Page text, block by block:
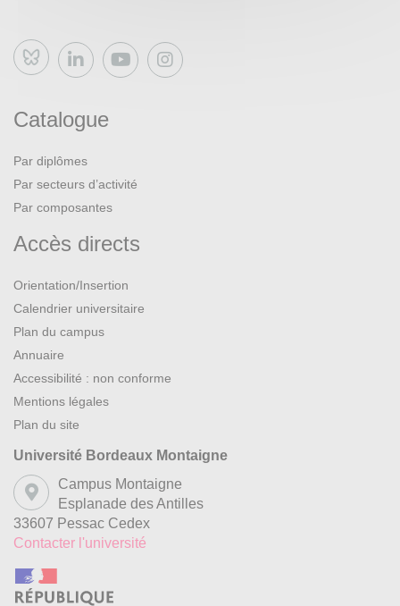
Bluesky
Catalogue
Par diplômes
Par secteurs d’activité
Par composantes
Accès directs
Orientation/Insertion
Calendrier universitaire
Plan du campus
Annuaire
Accessibilité : non conforme
Mentions légales
Plan du site
Université Bordeaux Montaigne
Campus Montaigne
Esplanade des Antilles
33607 Pessac Cedex
Contacter l'université